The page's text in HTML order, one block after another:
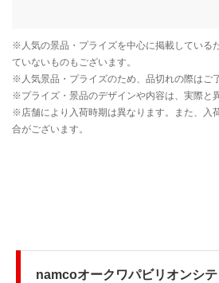
namcoオークワパビリオンシ